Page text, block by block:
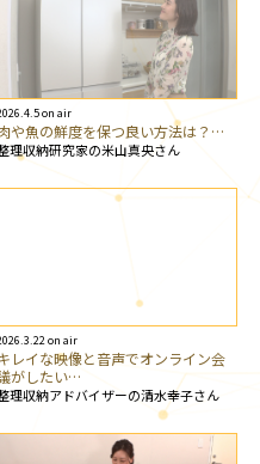
on air
や魚の鮮度を保つ良い方法は？…
理収納研究家の米山真央さん
on air
レイな映像と音声でオンライン会
がしたい…
理収納アドバイザーの清水幸子さん